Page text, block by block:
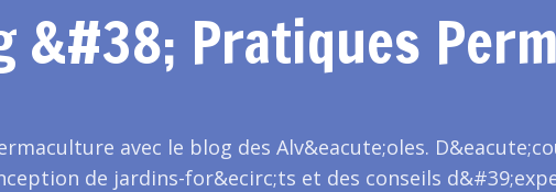
&#38; Pratiques
avec le blog des Alv&eacute;oles.
de jardins-for&ecirc;ts et des conseils